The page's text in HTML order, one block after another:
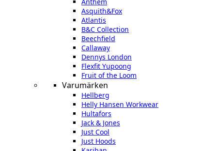
Anthem
Asquith&Fox
Atlantis
B&C Collection
Beechfield
Callaway
Dennys London
Flexfit Yupoong
Fruit of the Loom
Varumärken
Hellberg
Helly Hansen Workwear
Hultafors
Jack & Jones
Just Cool
Just Hoods